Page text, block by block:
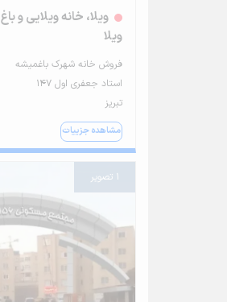
ویلا، خانه ویلایی و باغ
ویلا
فروش خانه شهرک باغمیشه
استاد جعفری اول 147
تبریز
مشاهده جزییات
1 تصویر